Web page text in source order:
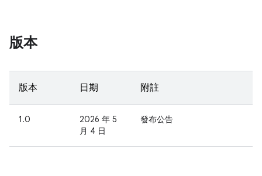
版本
版本 日期 附註
1.0
2026 年 5
月 4 日
發布公告